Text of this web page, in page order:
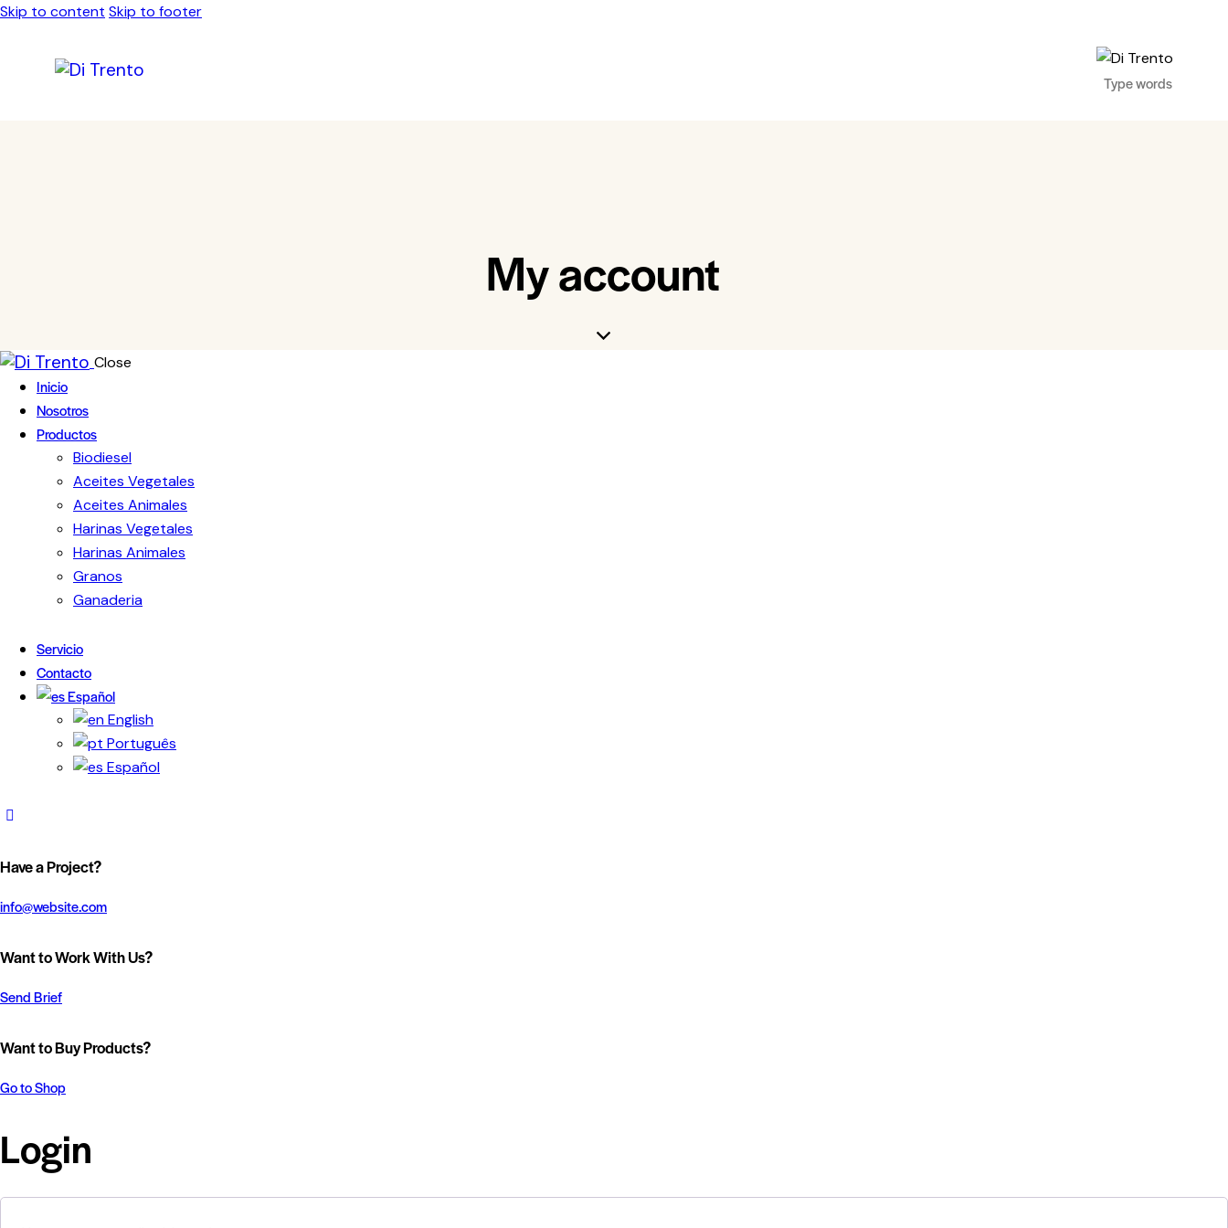
Skip to content Skip to footer
My account
Close
Inicio
Nosotros
Productos
Biodiesel
Aceites Vegetales
Aceites Animales
Harinas Vegetales
Harinas Animales
Granos
Ganaderia
Servicio
Contacto
Español
English
Português
Español
Have a Project?
info@website.com
Want to Work With Us?
Send Brief
Want to Buy Products?
Go to Shop
Login